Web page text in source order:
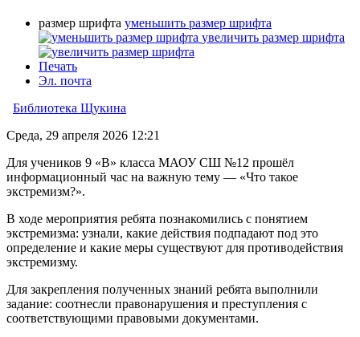
размер шрифта уменьшить размер шрифта
увеличить размер шрифта
Печать
Эл. почта
Библиотека Щукина
Среда, 29 апреля 2026 12:21
Для учеников 9 «В» класса МАОУ СШ №12 прошёл
информационный час на важную тему — «Что такое
экстремизм?».
В ходе мероприятия ребята познакомились с понятием
экстремизма: узнали, какие действия подпадают под это
определение и какие меры существуют для противодействия
экстремизму.
Для закрепления полученных знаний ребята выполнили
задание: соотнесли правонарушения и преступления с
соответствующими правовыми документами.